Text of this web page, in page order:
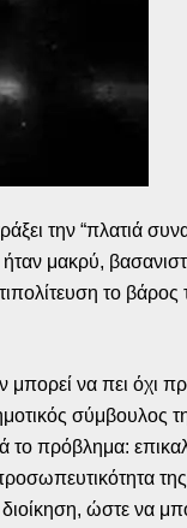
την “πλατιά
μακρύ,
το
μπορεί να πει
σύμβουλος
πρόβλημα:
ώστε να